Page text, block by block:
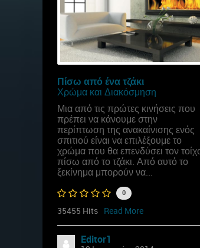
Πίσω από ένα τζάκι
Χρώμα και Διακόσμηση
Μια από τις πρώτες κινήσεις που
πρέπει να κάνουμε στην
περίπτωση της ανακαίνισης ενός
σπιτιού είναι να επιλέξουμε το
χρώμα που θα επενδύσει τον
πίσω από το τζάκι. Από αυτό το
ξεκίνημα μπορούν να...
0
35455 Hits Read More
Editor1